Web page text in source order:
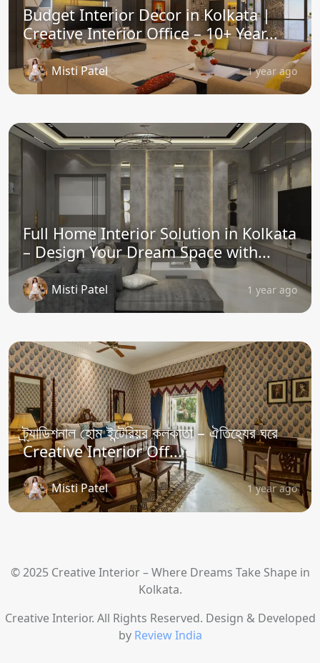
Budget Interior Decor in Kolkata |
Creative Interior Office – 10+ Year...
Misti Patel 1 year ago
Full Home Interior Solution in Kolkata
– Design Your Dream Space with...
Misti Patel 1 year ago
ট্র্যাডিশনাল হোম ইন্টেরিয়র কলকাতা – ঐতিহ্যের ঘরে
Creative Interior Off...
Misti Patel 1 year ago
© 2025 Creative Interior – Where Dreams Take Shape in
Kolkata.
Creative Interior. All Rights Reserved. Design & Developed
by Review India